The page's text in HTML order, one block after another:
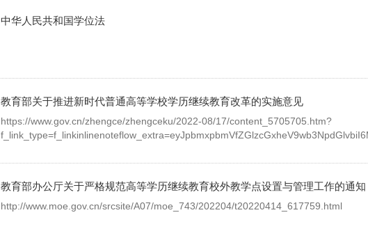
中华人民共和国学位法
教育部关于推进新时代普通高等学校学历继续教育改革的实施意见
https://www.gov.cn/zhengce/zhengceku/2022-08/17/content_5705705.htm?
教育部办公厅关于严格规范高等学历继续教育校外教学点设置与管理工作的通知
http://www.moe.gov.cn/srcsite/A07/moe_743/202204/t20220414_617759.html